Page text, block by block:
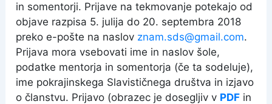
in somentorji. Prijave na tekmovanje potekajo od
objave razpisa 5. julija do 20. septembra 2018
preko e-pošte na naslov znam.sds@gmail.com.
Prijava mora vsebovati ime in naslov šole,
podatke mentorja in somentorja (če ta sodeluje),
ime pokrajinskega Slavističnega društva in izjavo
o članstvu. Prijavo (obrazec je dosegljiv v PDF in